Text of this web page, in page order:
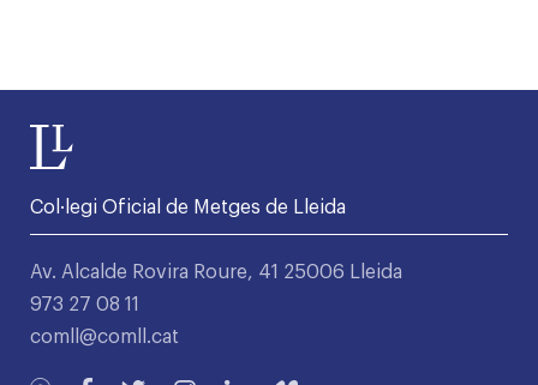
Col·legi Oficial de Metges de Lleida
Av. Alcalde Rovira Roure, 41 25006 Lleida
973 27 08 11
comll@comll.cat